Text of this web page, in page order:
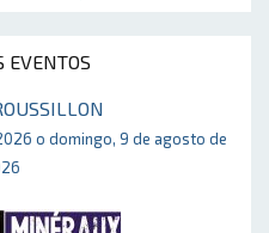
EVENTOS
o domingo, 9 de agosto de